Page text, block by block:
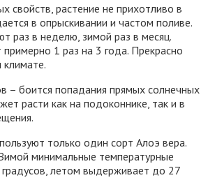
свойств, растение не прихотливо в
в опрыскивании и частом поливе.
раз в неделю, зимой раз в месяц.
1 раз на 3 года. Прекрасно
климате.
– боится попадания прямых солнечных
расти как на подоконнике, так и в
только один сорт Алоэ вера.
минимальные температурные
летом выдерживает до 27